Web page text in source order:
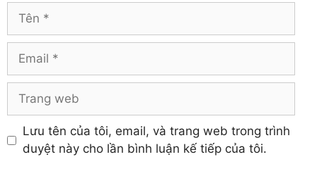
Hậu Giang
Hưng Yên
Khánh Hòa
Vĩnh Phúc
Tên
Email
Trang
Lưu tên của tôi, email, và trang web trong trình
duyệt này cho lần bình luận kế tiếp của tôi.